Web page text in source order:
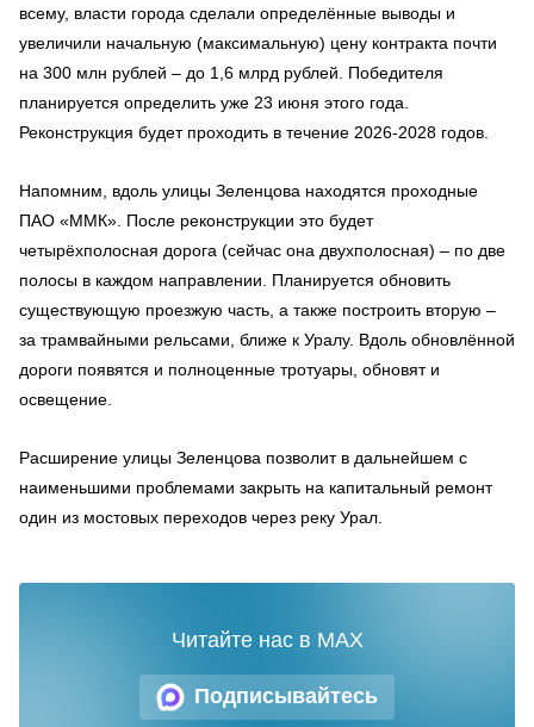
всему, власти города сделали определённые выводы и
увеличили начальную (максимальную) цену контракта почти
на 300 млн рублей – до 1,6 млрд рублей. Победителя
планируется определить уже 23 июня этого года.
Реконструкция будет проходить в течение 2026-2028 годов.
Напомним, вдоль улицы Зеленцова находятся проходные
ПАО «ММК». После реконструкции это будет
четырёхполосная дорога (сейчас она двухполосная) – по две
полосы в каждом направлении. Планируется обновить
существующую проезжую часть, а также построить вторую –
за трамвайными рельсами, ближе к Уралу. Вдоль обновлённой
дороги появятся и полноценные тротуары, обновят и
освещение.
Расширение улицы Зеленцова позволит в дальнейшем с
наименьшими проблемами закрыть на капитальный ремонт
один из мостовых переходов через реку Урал.
Подписывайтесь
Читайте нас в MAX